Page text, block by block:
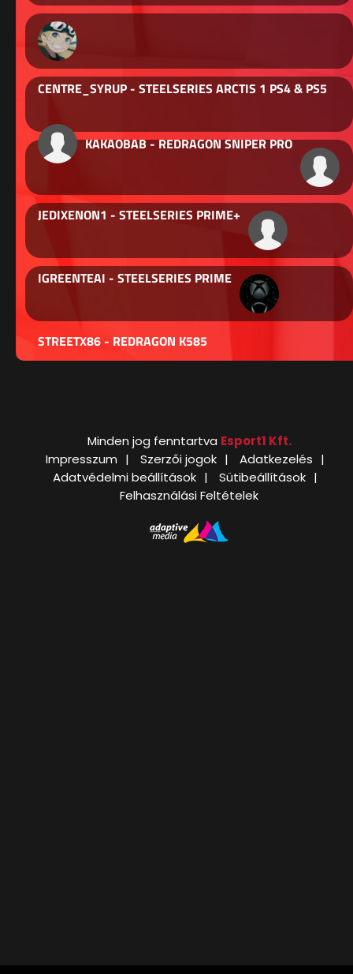
CENTRE_SYRUP - STEELSERIES ARCTIS 1 PS4 & PS5
KAKAOBAB - REDRAGON SNIPER PRO
JEDIXENON1 - STEELSERIES PRIME+
IGREENTEAI - STEELSERIES PRIME
STREETX86 - REDRAGON K585
Minden jog fenntartva Esport1 Kft.
Impresszum
Szerzői jogok
Adatkezelés
Adatvédelmi beállítások
Sütibeállítások
Felhasználási Feltételek